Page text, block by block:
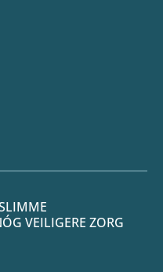
VEILIGERE ZORG